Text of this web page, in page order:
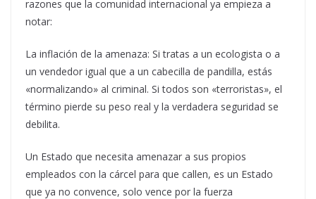
razones que la comunidad internacional ya empieza a
notar:
La inflación de la amenaza: Si tratas a un ecologista o a
un vendedor igual que a un cabecilla de pandilla, estás
«normalizando» al criminal. Si todos son «terroristas», el
término pierde su peso real y la verdadera seguridad se
debilita.
Un Estado que necesita amenazar a sus propios
empleados con la cárcel para que callen, es un Estado
que ya no convence, solo vence por la fuerza